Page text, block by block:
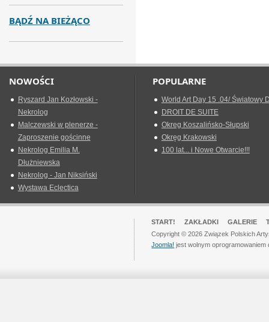
BĄDŹ NA BIEŻĄCO
NOWOŚCI
Ryszard Jan Kozłowski -
Nekrolog
Malczewski w plenerze -
Zaproszenie gościnne
Nekrolog Emilia M.
Dłużniewska
Nekrolog - Jan Niksiński
Wystawa Eclectica
POPULARNE
World Art Day 15 .04/ Światowy
DROIT DE SUITE
Okreg Koszalińsko-Słupski
Okręg Krakowski
100 lat... i Nowe Otwarcie!!!
START! ZAKŁADKI GALERIE
Copyright © 2026 Związek Polskich
Joomla! jest wolnym